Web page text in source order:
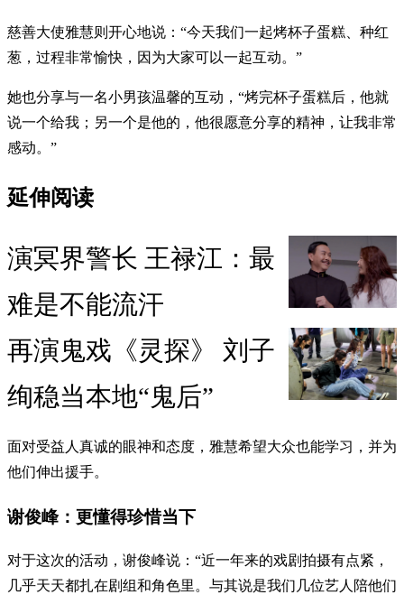
慈善大使雅慧则开心地说：“今天我们一起烤杯子蛋糕、种红
葱，过程非常愉快，因为大家可以一起互动。”
她也分享与一名小男孩温馨的互动，“烤完杯子蛋糕后，他就
说一个给我；另一个是他的，他很愿意分享的精神，让我非常
感动。”
延伸阅读
演冥界警长 王禄江：最
难是不能流汗
再演鬼戏《灵探》 刘子
绚稳当本地“鬼后”
面对受益人真诚的眼神和态度，雅慧希望大众也能学习，并为
他们伸出援手。
谢俊峰：更懂得珍惜当下
对于这次的活动，谢俊峰说：“近一年来的戏剧拍摄有点紧，
几乎天天都扎在剧组和角色里。与其说是我们几位艺人陪他们